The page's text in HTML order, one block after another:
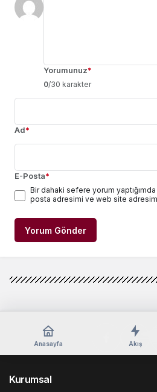
Yorumunuz*
0/30 karakter
Ad*
E-Posta*
Bir dahaki sefere yorum yaptığımda
posta adresimi ve web site
Yorum Gönder
Anasayfa Akış
Kurumsal